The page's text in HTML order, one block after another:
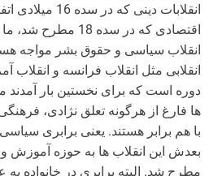
انقلابات دینی
انقلاب سیاسی و حقوق بشر مواجه
انقلابی مثل انقلاب فرانسه و
دوره است که برای نخستین بار
ها فارغ از هرگونه تعلق نژادی،
با هم برابر هستند. یعنی برابری
بعدش این انقلاب ها به حوزه آموزش و
مطرح شد. البته برابری در خانواده